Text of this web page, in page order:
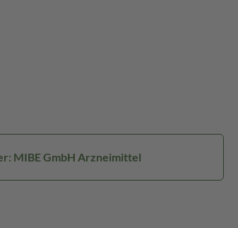
MIBE GmbH Arzneimittel